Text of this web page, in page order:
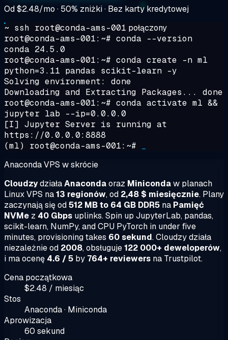
Od$2.48/mo · 50% zniżki · Bez karty kredytowej
~ ssh root@conda-ams-001 połączony
root@conda-ams-001:~# conda --version
conda 24.5.0
root@conda-ams-001:~# conda create -n ml
python=3.11 pandas scikit-learn -y
Solving environment: done
Downloading and Extracting Packages... done
root@conda-ams-001:~# conda activate ml &&
jupyter lab --ip=0.0.0.0
[I] Jupyter Server is running at
https://0.0.0.0:8888
(ml) root@conda-ams-001:~#
Anaconda VPS w skrócie
CloudzydziałaAnacondaoraz Minicondaw planach
Linux VPS na13 regionów, od 2,48 $ miesięcznie. Plany
zaczynają się od512 MB to 64 GB DDR5 na Pamięć
NVMe z 40 Gbps uplinks. Spin up JupyterLab, pandas,
scikit-learn, NumPy, and CPU PyTorch in under five
minutes, provisioning takes 60 sekund. Cloudzy działa
niezależnie od 2008, obsługuje122 000+ deweloperów,
i ma ocenę 4.6 / 5 by 764+ reviewers na Trustpilot.
Cena początkowa
$2.48 / miesiąc
Stos
Anaconda · Miniconda
Aprowizacja
60 sekund